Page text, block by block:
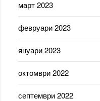
март 2023
февруари 2023
януари 2023
октомври 2022
септември 2022